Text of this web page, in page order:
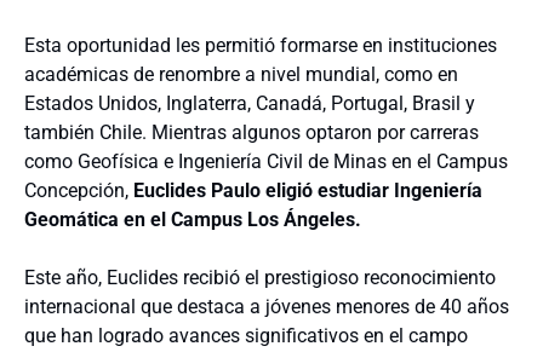
Esta oportunidad les permitió formarse en instituciones
académicas de renombre a nivel mundial, como en
Estados Unidos, Inglaterra, Canadá, Portugal, Brasil y
también Chile. Mientras algunos optaron por carreras
como Geofísica e Ingeniería Civil de Minas en el Campus
Concepción, Euclides Paulo eligió estudiar Ingeniería
Geomática en el Campus Los Ángeles.
Este año, Euclides recibió el prestigioso reconocimiento
internacional que destaca a jóvenes menores de 40 años
que han logrado avances significativos en el campo